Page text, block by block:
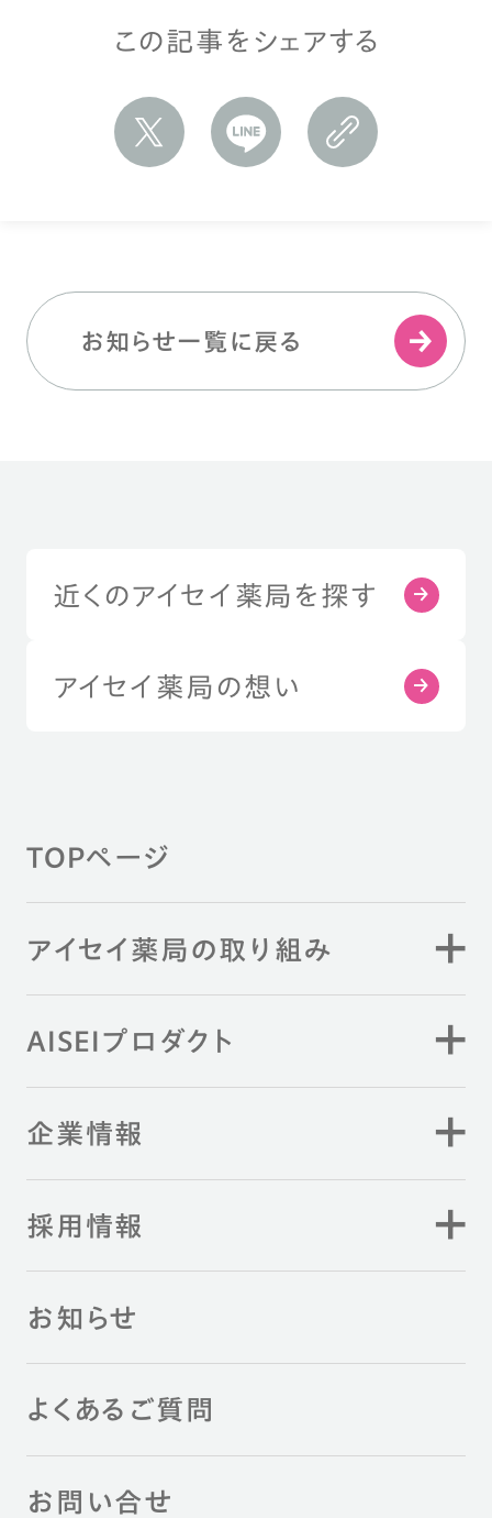
この記事をシェアする
お知らせ一覧に戻る
近くのアイセイ薬局を探す
アイセイ薬局の想い
TOPページ
アイセイ薬局の取り組み
AISEIプロダクト
企業情報
採用情報
お知らせ
よくあるご質問
お問い合せ